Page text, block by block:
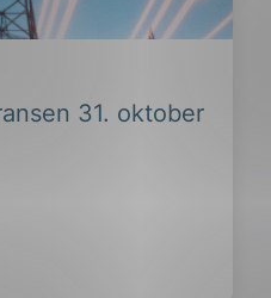
31. oktober